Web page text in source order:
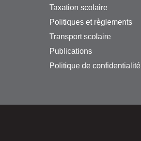
Taxation scolaire
Politiques et règlements
Transport scolaire
Publications
Politique de confidentialité